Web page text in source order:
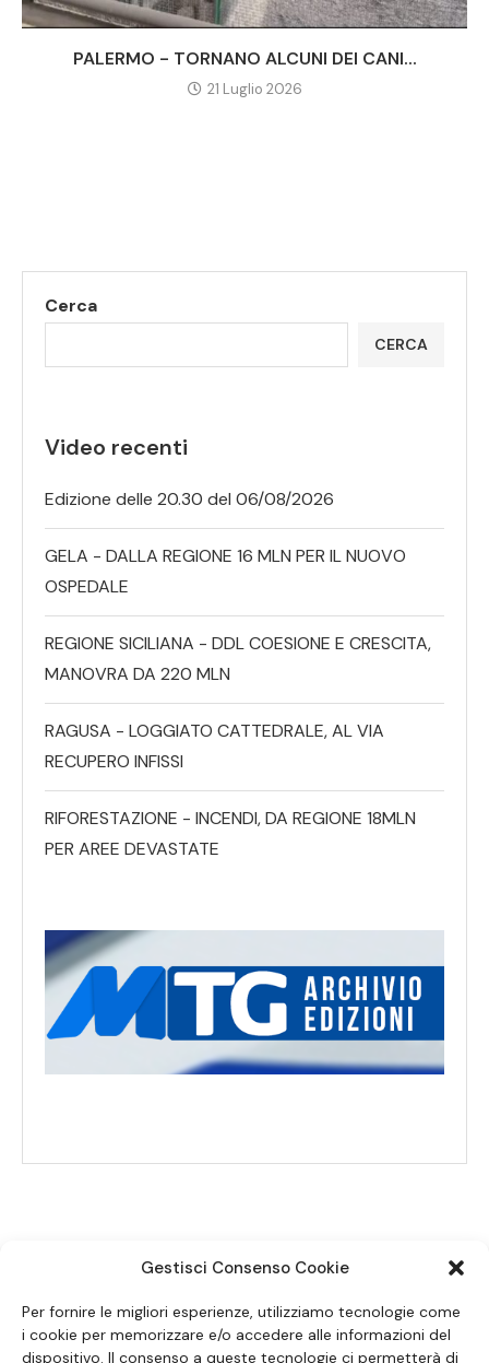
Gestisci Consenso Cookie
Per fornire le migliori esperienze, utilizziamo tecnologie come
i cookie per memorizzare e/o accedere alle informazioni del
dispositivo. Il consenso a queste tecnologie ci permetterà di
PALERMO - TORNANO ALCUNI DEI CANI...
21 Luglio 2026
Cerca
CERCA
Video recenti
Edizione delle 20.30 del 06/08/2026
GELA - DALLA REGIONE 16 MLN PER IL NUOVO
OSPEDALE
REGIONE SICILIANA - DDL COESIONE E CRESCITA,
MANOVRA DA 220 MLN
RAGUSA - LOGGIATO CATTEDRALE, AL VIA
RECUPERO INFISSI
RIFORESTAZIONE - INCENDI, DA REGIONE 18MLN
PER AREE DEVASTATE
SEGUICI SUI SOCIAL